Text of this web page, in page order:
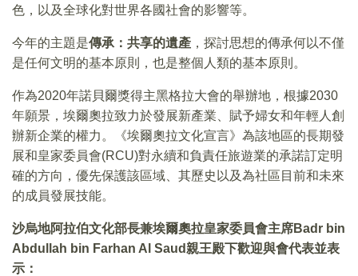
色，以及全球化對世界各國社會的影響等。
今年的主題是傳承：共享的遺產 ，探討思想的傳承何以不僅
是任何文明的基本原則，也是整個人類的基本原則。
作為2020年諾貝爾獎得主黑格拉大會的舉辦地，根據2030
年願景，埃爾奧拉致力於發展新產業、賦予婦女和年輕人創
辦新企業的權力。《埃爾奧拉文化宣言》為該地區的長期發
展和皇家委員會(RCU)對永續和負責任旅遊業的承諾訂定明
確的方向，優先保護該區域、其歷史以及為社區目前和未來
的成員發展技能。
沙烏地阿拉伯文化部長兼埃爾奧拉皇家委員會主席Badr bin
Abdullah bin Farhan Al Saud親王殿下歡迎與會代表並表
示：